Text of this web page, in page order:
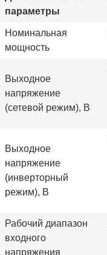
параметры
Номинальная
мощность
Выходное
напряжение
(сетевой режим), В
Выходное
напряжение
(инверторный
режим), В
Рабочий диапазон
входного
напряжения